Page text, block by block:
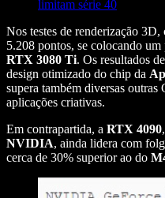
limitam série 40
Nos testes de renderização 3D,
5.208 pontos, se colocando um
RTX 3080 Ti. Os resultados
design otimizado do chip da
supera também diversas outras
aplicações criativas.
Em contrapartida, a RTX 4090
NVIDIA, ainda lidera com
cerca de 30% superior ao do